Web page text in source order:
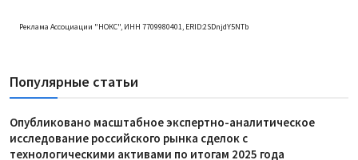
Реклама Ассоциации "НОКС", ИНН 7709980401, ERID:2SDnjdY5NTb
Популярные статьи
Опубликовано масштабное экспертно-аналитическое
исследование российского рынка сделок с
технологическими активами по итогам 2025 года